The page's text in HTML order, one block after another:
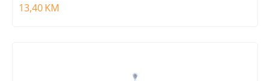
13,40KM